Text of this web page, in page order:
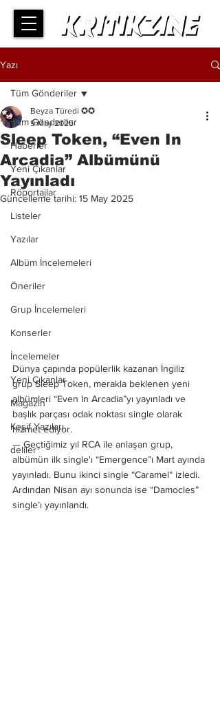
Yazı
Tüm Gönderiler
Haberler
Yeni Çıkanlar
Röportajlar
Listeler
Yazılar
Albüm İncelemeleri
Öneriler
Grup İncelemeleri
Konserler
İncelemeler
Yeni Çıkanlar
Magazin
Keşif Yazıları
deliler
Tüm Gönderiler
Sleep Token, “Even In
Arcadia” Albümünü
Yayınladı
Beyza Türedi ✪✪
9 May 2025
Güncelleme tarihi: 15 May 2025
Dünya çapında popülerlik kazanan İngiliz
grup Sleep Token, merakla beklenen yeni
albümleri “Even In Arcadia”yı yayınladı ve
başlık parçası odak noktası single olarak
hizmet ediyor.
— Geçtiğimiz yıl RCA ile anlaşan grup,
albümün ilk single'ı “Emergence”ı Mart ayında
yayınladı. Bunu ikinci single “Caramel“ izledi.
Ardından Nisan ayı sonunda ise “Damocles”
single’ı yayınlandı.